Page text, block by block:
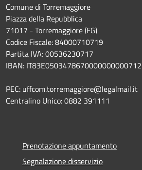
Comune di Torremaggiore
Piazza della Repubblica
71017 - Torremaggiore (FG)
Codice Fiscale: 84000710719
Partita IVA: 00536230717
IBAN: IT83E0503478670000000000712
PEC: uffcom.torremaggiore@legalmail.it
Centralino Unico: 0882 391111
Prenotazione appuntamento
Segnalazione disservizio